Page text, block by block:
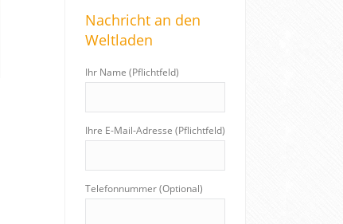
c
h
Nachricht an den
Weltladen
Ihr Name (Pflichtfeld)
Ihre E-Mail-Adresse (Pflichtfeld)
Telefonnummer (Optional)